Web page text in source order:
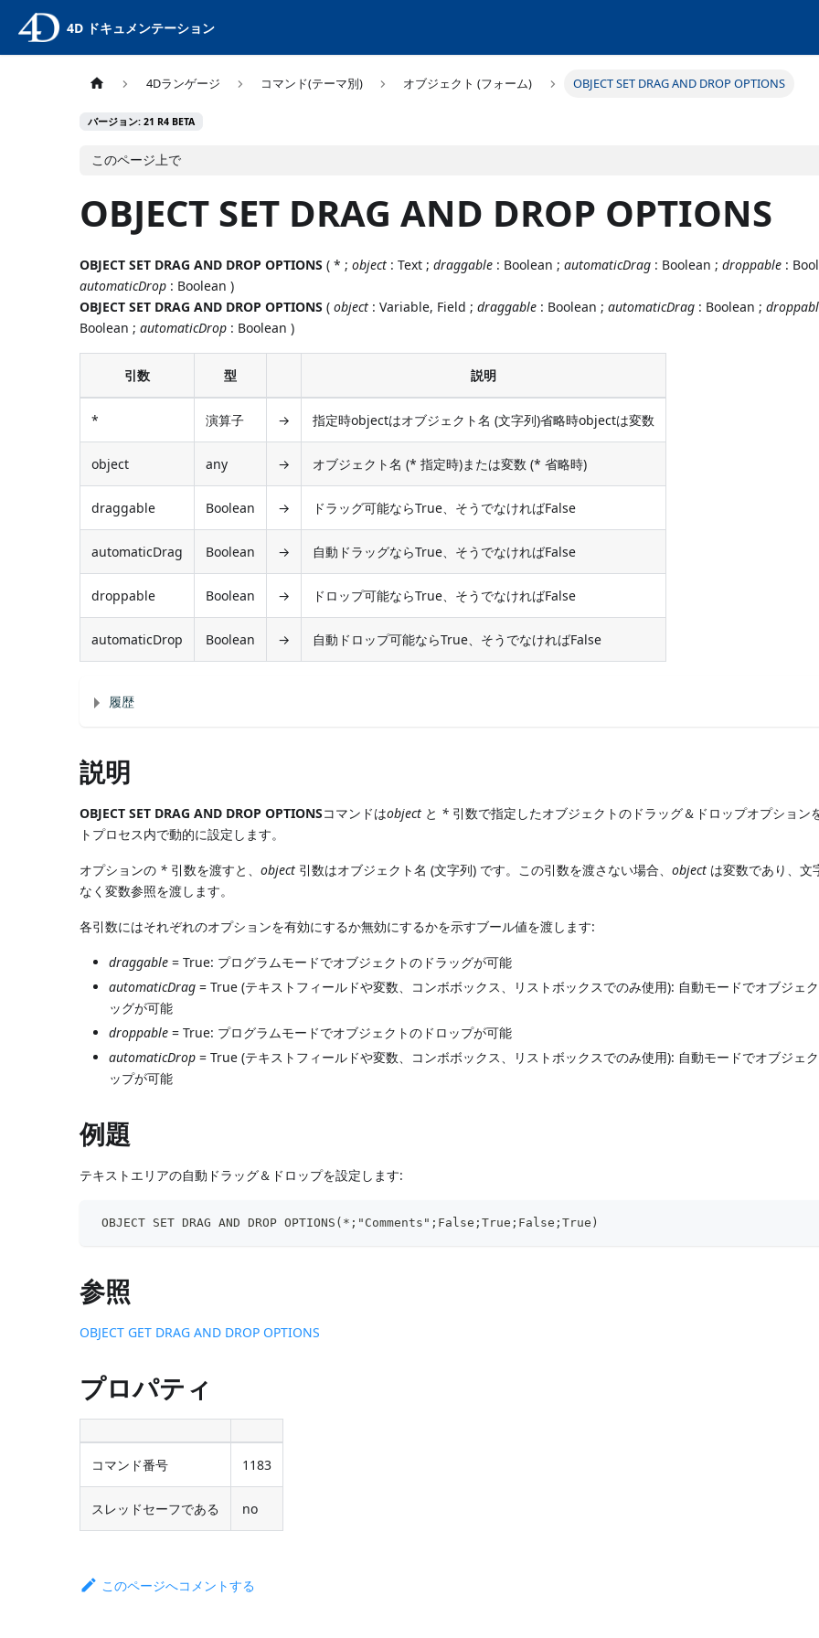
4D ドキュメンテーション
4Dランゲージ コマンド(テーマ別) オブジェクト (フォーム) OBJECT SET DRAG AND DROP OPTIONS
バージョン: 21 R4 BETA
このページ上で
OBJECT SET DRAG AND DROP OPTIONS
OBJECT SET DRAG AND DROP OPTIONS ( * ;object : Text ;draggable : Boolean ;automaticDrag : Boolean ;droppable :
automaticDrop : Boolean )
OBJECT SET DRAG AND DROP OPTIONS (object : Variable, Field ;draggable : Boolean ;automaticDrag : Boolean ;
Boolean ;automaticDrop : Boolean )
引数 型 説明
* 演算子 → 指定時objectはオブジェクト名 (文字列)省略時objectは変数
object any → オブジェクト名 (* 指定時)または変数 (* 省略時)
draggable Boolean → ドラッグ可能ならTrue、そうでなければFalse
automaticDrag Boolean → 自動ドラッグならTrue、そうでなければFalse
droppable Boolean → ドロップ可能ならTrue、そうでなければFalse
automaticDrop Boolean → 自動ドロップ可能ならTrue、そうでなければFalse
履歴
説明
OBJECT SET DRAG AND DROP OPTIONSコマンドはobject と * 引数で指定したオブジェクトのドラッグ＆ドロップオプション
トプロセス内で動的に設定します。
オプションの * 引数を渡すと、object 引数はオブジェクト名 (文字列) です。この引数を渡さない場合、object は変数であり、文
なく変数参照を渡します。
各引数にはそれぞれのオプションを有効にするか無効にするかを示すブール値を渡します:
draggable = True: プログラムモードでオブジェクトのドラッグが可能
automaticDrag = True (テキストフィールドや変数、コンボボックス、リストボックスでのみ使用): 自動モードでオブジェ
ッグが可能
droppable = True: プログラムモードでオブジェクトのドロップが可能
automaticDrop = True (テキストフィールドや変数、コンボボックス、リストボックスでのみ使用): 自動モードでオブジェ
ップが可能
例題
テキストエリアの自動ドラッグ＆ドロップを設定します:
OBJECT SET DRAG AND DROP OPTIONS(*;"Comments";False;True;False;True)
参照
OBJECT GET DRAG AND DROP OPTIONS
プロパティ
コマンド番号 1183
スレッドセーフである no
このページへコメントする